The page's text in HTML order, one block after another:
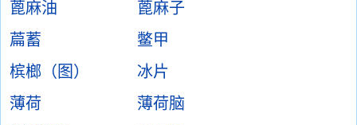
蓖麻油
蓖麻子
萹蓄
鳖甲
槟榔（图）
冰片
薄荷
薄荷脑